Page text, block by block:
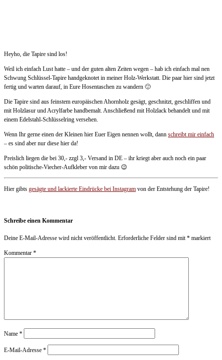
Heyho, die Tapire sind los!
Weil ich einfach Lust hatte – und der guten alten Zeiten wegen – hab ich einfach mal nen
Schwung Schlüssel-Tapire handgeknotet in meiner Holz-Werkstatt. Die paar hier sind jetzt
fertig und warten darauf, in Eure Hosentaschen zu wandern 🙂
Die Tapire sind aus feinstem europäischen Ahornholz gesägt, geschnitzt, geschliffen und
mit Holzlasur und Acrylfarbe handbemalt. Anschließend mit Holzlack behandelt und mit
einem Edelstahl-Schlüsselring versehen.
Wenn Ihr gerne einen der Kleinen hier Euer Eigen nennen wollt, dann schreibt mir einfach
– es sind aber nur diese hier da!
Preislich liegen die bei 30,- zzgl 3,- Versand in DE – ihr kriegt aber auch noch ein paar
schön politische-Viecher-Aufkleber von mir dazu 😉
Hier gibts gesägte und lackierte Eindrücke bei Instagram von der Entstehung der Tapire!
Schreibe einen Kommentar
Deine E-Mail-Adresse wird nicht veröffentlicht. Erforderliche Felder sind mit * markiert
Kommentar *
Name *
E-Mail-Adresse *